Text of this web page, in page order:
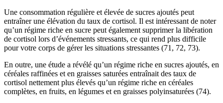
Une consommation régulière et élevée de sucres ajoutés peut
entraîner une élévation du taux de cortisol. Il est intéressant de noter
qu’un régime riche en sucre peut également supprimer la libération
de cortisol lors d’événements stressants, ce qui rend plus difficile
pour votre corps de gérer les situations stressantes (71, 72, 73).
En outre, une étude a révélé qu’un régime riche en sucres ajoutés, en
céréales raffinées et en graisses saturées entraînait des taux de
cortisol nettement plus élevés qu’un régime riche en céréales
complètes, en fruits, en légumes et en graisses polyinsaturées (74).